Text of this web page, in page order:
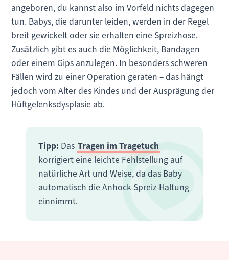
angeboren, du kannst also im Vorfeld nichts dagegen
tun. Babys, die darunter leiden, werden in der Regel
breit gewickelt oder sie erhalten eine Spreizhose.
Zusätzlich gibt es auch die Möglichkeit, Bandagen
oder einem Gips anzulegen. In besonders schweren
Fällen wird zu einer Operation geraten – das hängt
jedoch vom Alter des Kindes und der Ausprägung der
Hüftgelenksdysplasie ab.
Tipp: Das Tragen im Tragetuch
korrigiert eine leichte Fehlstellung auf
natürliche Art und Weise, da das Baby
automatisch die Anhock-Spreiz-Haltung
einnimmt.